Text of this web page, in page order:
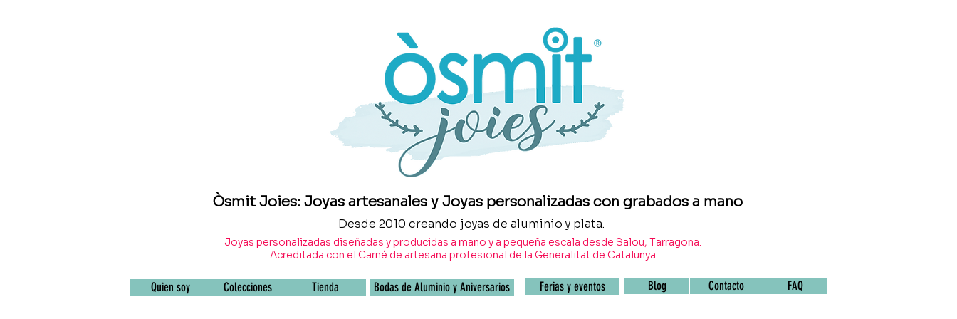
Òsmit Joies: Joyas artesanales y Joyas personalizadas con grabados a mano
Desde 2010 creando joyas de aluminio y plata.
Joyas personalizadas diseñadas y producidas a mano y a pequeña escala desde Salou, Tarragona.
Acreditada con el Carné de artesana profesional de la Generalitat de Catalunya
Colecciones Tienda Bodas de Aluminio y Aniversarios Ferias y eventos Blog Contacto FAQ
Quien soy